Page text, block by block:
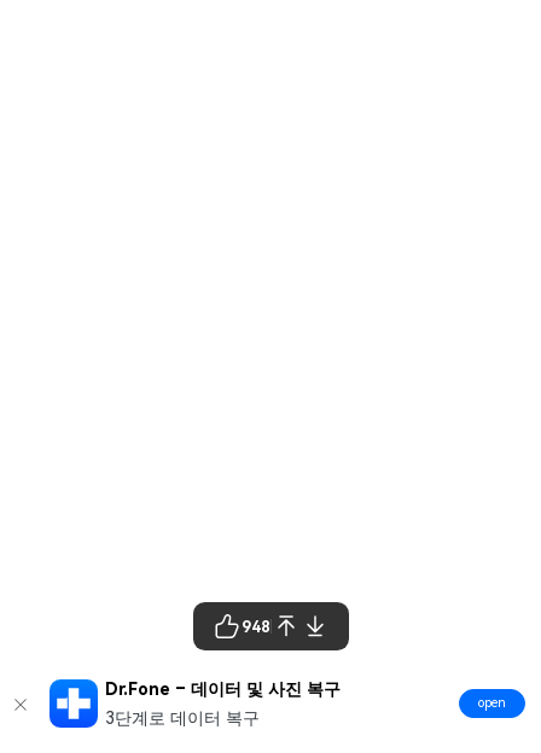
948
Dr.Fone – 데이터 및 사진 복구
3단계로 데이터 복구
open